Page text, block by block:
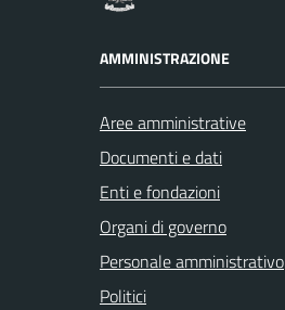
AMMINISTRAZIONE
Aree amministrative
Documenti e dati
Enti e fondazioni
Organi di governo
Personale amministrativo
Politici